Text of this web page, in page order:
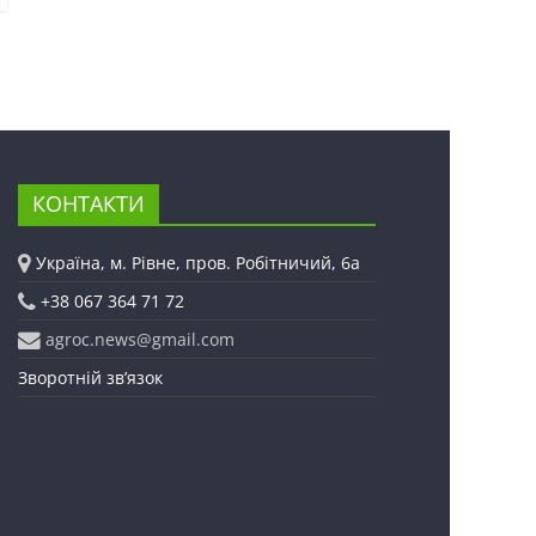
КОНТАКТИ
Україна, м. Рівне, пров. Робітничий, 6а
+38 067 364 71 72
agroc.news@gmail.com
Зворотній зв’язок